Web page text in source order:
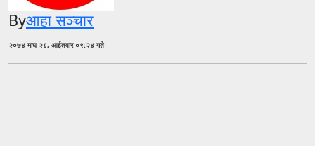
Byआहा सञ्चार
२०७४ माघ २८, आईतवार ०९:२४ गते